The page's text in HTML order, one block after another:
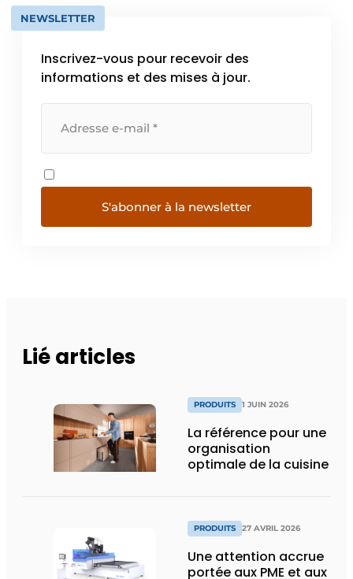
NEWSLETTER
Inscrivez-vous pour recevoir des
informations et des mises à jour.
S'abonner à la newsletter
Lié articles
PRODUITS 1 JUIN 2026
La référence pour une
organisation
optimale de la cuisine
PRODUITS 27 AVRIL 2026
Une attention accrue
portée aux PME et aux